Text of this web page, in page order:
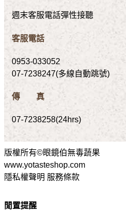
週末客服電話彈性接聽
客服電話
0953-033052
07-7238247(多線自動跳號)
傳 真
07-7238258(24hrs)
版權所有©眼鏡伯無毒蔬果
www.yotasteshop.com
隱私權聲明 服務條款
閒置提醒